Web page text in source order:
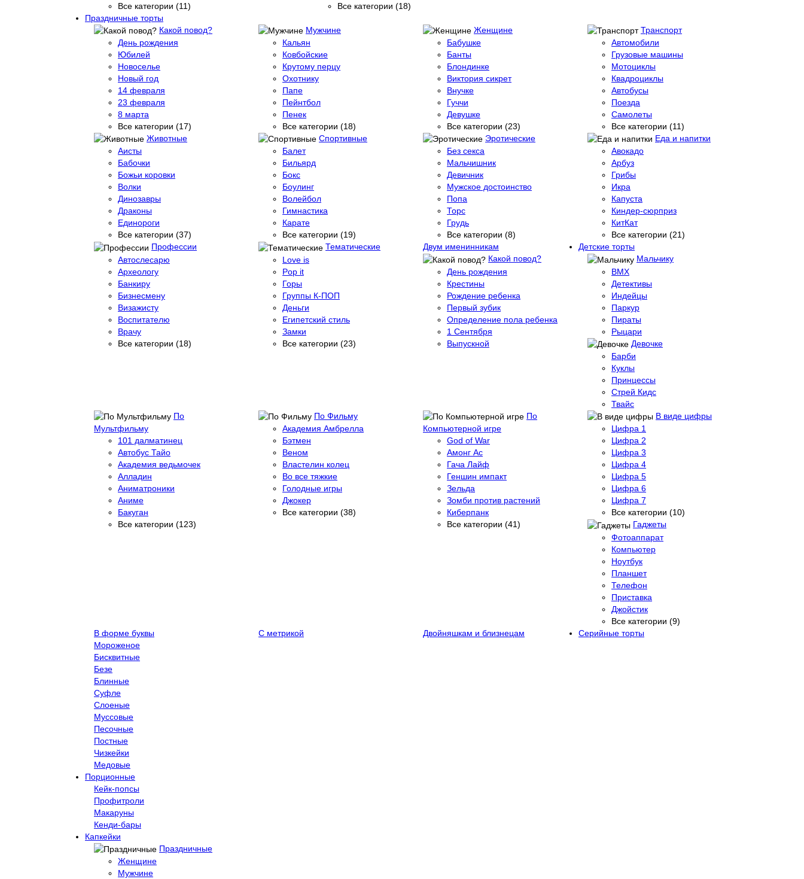
Все категории (11)
Все категории (18)
Праздничные торты
Какой повод?
День рождения
Юбилей
Новоселье
Новый год
14 февраля
23 февраля
8 марта
Все категории (17)
Мужчине
Кальян
Ковбойские
Крутому перцу
Охотнику
Папе
Пейнтбол
Пенек
Все категории (18)
Женщине
Бабушке
Банты
Блондинке
Виктория сикрет
Внучке
Гуччи
Девушке
Все категории (23)
Транспорт
Автомобили
Грузовые машины
Мотоциклы
Квадроциклы
Автобусы
Поезда
Самолеты
Все категории (11)
Животные
Аисты
Бабочки
Божьи коровки
Волки
Динозавры
Драконы
Единороги
Все категории (37)
Спортивные
Балет
Бильярд
Бокс
Боулинг
Волейбол
Гимнастика
Карате
Все категории (19)
Эротические
Без секса
Мальчишник
Девичник
Мужское достоинство
Попа
Торс
Грудь
Все категории (8)
Еда и напитки
Авокадо
Арбуз
Грибы
Икра
Капуста
Киндер-сюрприз
КитКат
Все категории (21)
Профессии
Автослесарю
Археологу
Банкиру
Бизнесмену
Визажисту
Воспитателю
Врачу
Все категории (18)
Тематические
Love is
Pop it
Горы
Группы К-ПОП
Деньги
Египетский стиль
Замки
Все категории (23)
Двум именинникам
Детские торты
Какой повод?
День рождения
Крестины
Рождение ребенка
Первый зубик
Определение пола ребенка
1 Сентября
Выпускной
Мальчику
BMX
Детективы
Индейцы
Паркур
Пираты
Рыцари
Девочке
Барби
Куклы
Принцессы
Стрей Кидс
Твайс
По
Мультфильму
101 далматинец
Автобус Тайо
Академия ведьмочек
Алладин
Аниматроники
Аниме
Бакуган
Все категории (123)
По Фильму
Академия Амбрелла
Бэтмен
Веном
Властелин колец
Во все тяжкие
Голодные игры
Джокер
Все категории (38)
По
Компьютерной игре
God of War
Амонг Ас
Гача Лайф
Геншин импакт
Зельда
Зомби против растений
Киберпанк
Все категории (41)
В виде цифры
Цифра 1
Цифра 2
Цифра 3
Цифра 4
Цифра 5
Цифра 6
Цифра 7
Все категории (10)
Гаджеты
Фотоаппарат
Компьютер
Ноутбук
Планшет
Телефон
Приставка
Джойстик
Все категории (9)
В форме буквы
С метрикой Двойняшкам и близнецам
Серийные торты
Мороженое
Бисквитные
Безе
Блинные
Суфле
Слоеные
Муссовые
Песочные
Постные
Чизкейки
Медовые
Порционные
Кейк-попсы
Профитроли
Макаруны
Кенди-бары
Капкейки
Праздничные
Женщине
Мужчине